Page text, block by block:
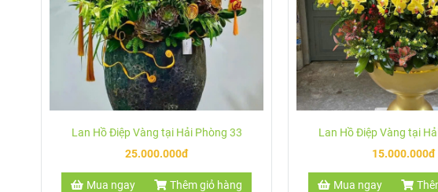
Lan Hồ Điệp Vàng tại Hải Phòng 33
25.000.000đ
Mua ngay Thêm giỏ hàng
Lan Hồ Điệp Vàng tại
15.000.000đ
Mua ngay